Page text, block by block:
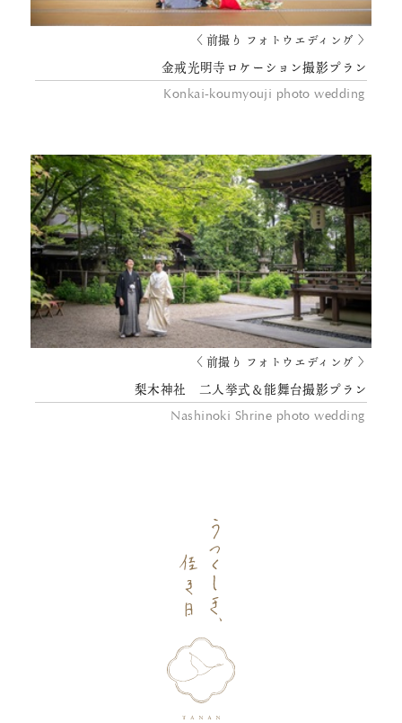
〈 前撮り フォトウエディング 〉
金戒光明寺ロケーション撮影プラン
Konkai-koumyouji photo wedding
〈 前撮り フォトウエディング 〉
梨木神社 二人挙式＆能舞台撮影プラン
Nashinoki Shrine photo wedding